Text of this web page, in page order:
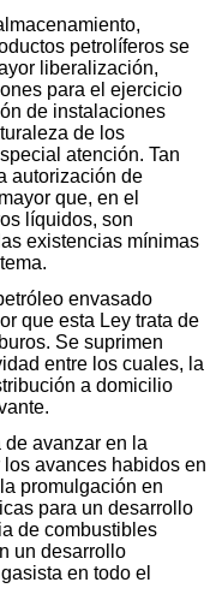
petrolíferos se
liberalización,
para el ejercicio
de instalaciones
de los
atención. Tan
autorización de
que, en el
líquidos, son
existencias mínimas
envasado
que esta Ley trata de
Se suprimen
entre los cuales, la
a domicilio
de avanzar en la
avances habidos en
promulgación en
para un desarrollo
de combustibles
un desarrollo
en todo el